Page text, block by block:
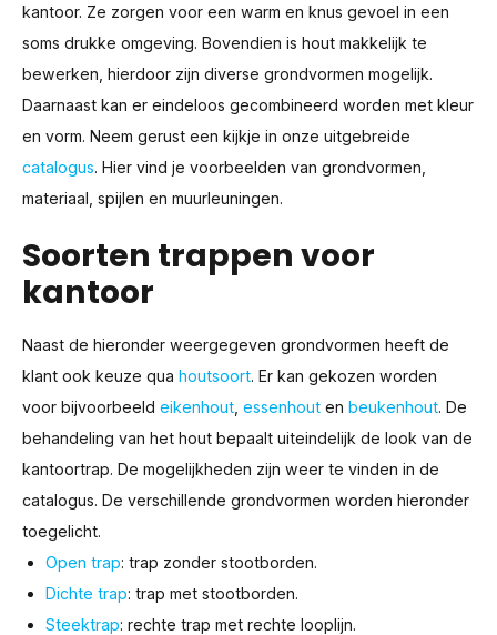
kantoor. Ze zorgen voor een warm en knus gevoel in een
soms drukke omgeving. Bovendien is hout makkelijk te
bewerken, hierdoor zijn diverse grondvormen mogelijk.
Daarnaast kan er eindeloos gecombineerd worden met kleur
en vorm. Neem gerust een kijkje in onze uitgebreide
catalogus. Hier vind je voorbeelden van grondvormen,
materiaal, spijlen en muurleuningen.
Soorten trappen voor
kantoor
Naast de hieronder weergegeven grondvormen heeft de
klant ook keuze qua houtsoort. Er kan gekozen worden
voor bijvoorbeeld eikenhout essenhout en beukenhout. De
behandeling van het hout bepaalt uiteindelijk de look van de
kantoortrap. De mogelijkheden zijn weer te vinden in de
catalogus. De verschillende grondvormen worden hieronder
toegelicht.
Open trap: trap zonder stootborden.
Dichte trap: trap met stootborden.
Steektrap: rechte trap met rechte looplijn.